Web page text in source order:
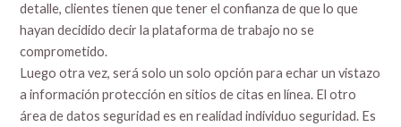
detalle, clientes tienen que tener el confianza de que lo que
hayan decidido decir la plataforma de trabajo no se
comprometido.
Luego otra vez, será solo un solo opción para echar un vistazo
a información protección en sitios de citas en línea. El otro
área de datos seguridad es en realidad individuo seguridad. Es